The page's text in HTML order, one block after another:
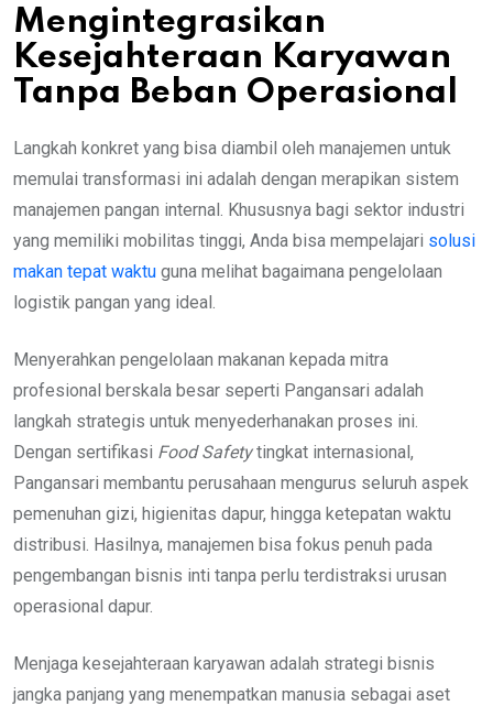
Mengintegrasikan
Kesejahteraan Karyawan
Tanpa Beban Operasional
Langkah konkret yang bisa diambil oleh manajemen untuk
memulai transformasi ini adalah dengan merapikan sistem
manajemen pangan internal. Khususnya bagi sektor industri
yang memiliki mobilitas tinggi, Anda bisa mempelajari solusi
makan tepat waktu guna melihat bagaimana pengelolaan
logistik pangan yang ideal.
Menyerahkan pengelolaan makanan kepada mitra
profesional berskala besar seperti Pangansari adalah
langkah strategis untuk menyederhanakan proses ini.
Dengan sertifikasi Food Safetytingkat internasional,
Pangansari membantu perusahaan mengurus seluruh aspek
pemenuhan gizi, higienitas dapur, hingga ketepatan waktu
distribusi. Hasilnya, manajemen bisa fokus penuh pada
pengembangan bisnis inti tanpa perlu terdistraksi urusan
operasional dapur.
Menjaga kesejahteraan karyawan adalah strategi bisnis
jangka panjang yang menempatkan manusia sebagai aset